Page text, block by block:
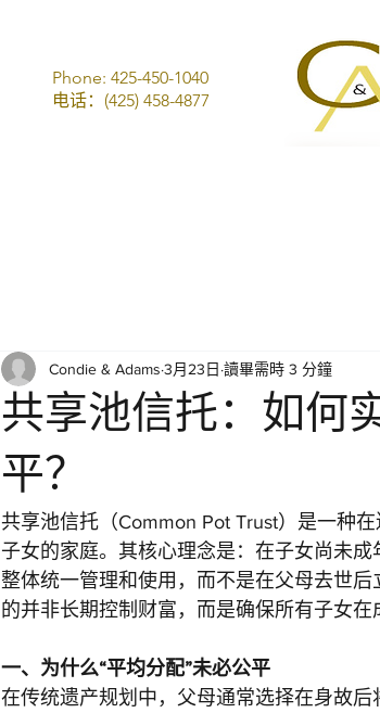
Phone: 425-450-1040
电话：(425) 458-4877
共享池信托：如何
平？
Condie & Adams 3月23日 讀畢需時 3 分鐘
共享池信托（Common Pot Trust）是一种
子女的家庭。其核心理念是：在子女尚未
整体统一管理和使用，而不是在父母去世
的并非长期控制财富，而是确保所有子女在
一、为什么“平均分配”未必公平
在传统遗产规划中，父母通常选择在身故